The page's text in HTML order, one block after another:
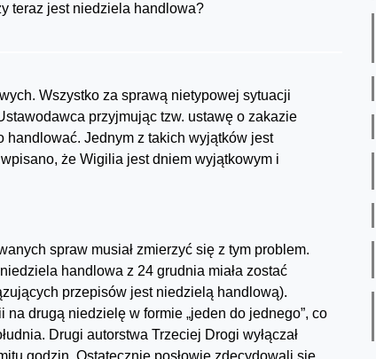
teraz jest niedziela handlowa?
Wszystko za sprawą nietypowej sytuacji
przyjmując tzw. ustawę o zakazie
handlować. Jednym z takich wyjątków jest
że Wigilia jest dniem wyjątkowym i
spraw musiał zmierzyć się z tym problem.
handlowa z 24 grudnia miała zostać
przepisów jest niedzielą handlową).
drugą niedzielę w formie „jeden do jednego”, co
Drugi autorstwa Trzeciej Drogi wyłączał
godzin. Ostatecznie posłowie zdecydowali się